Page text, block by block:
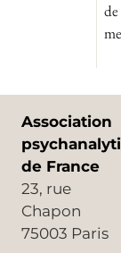
Association
de France
23, rue
Chapon
75003 Paris